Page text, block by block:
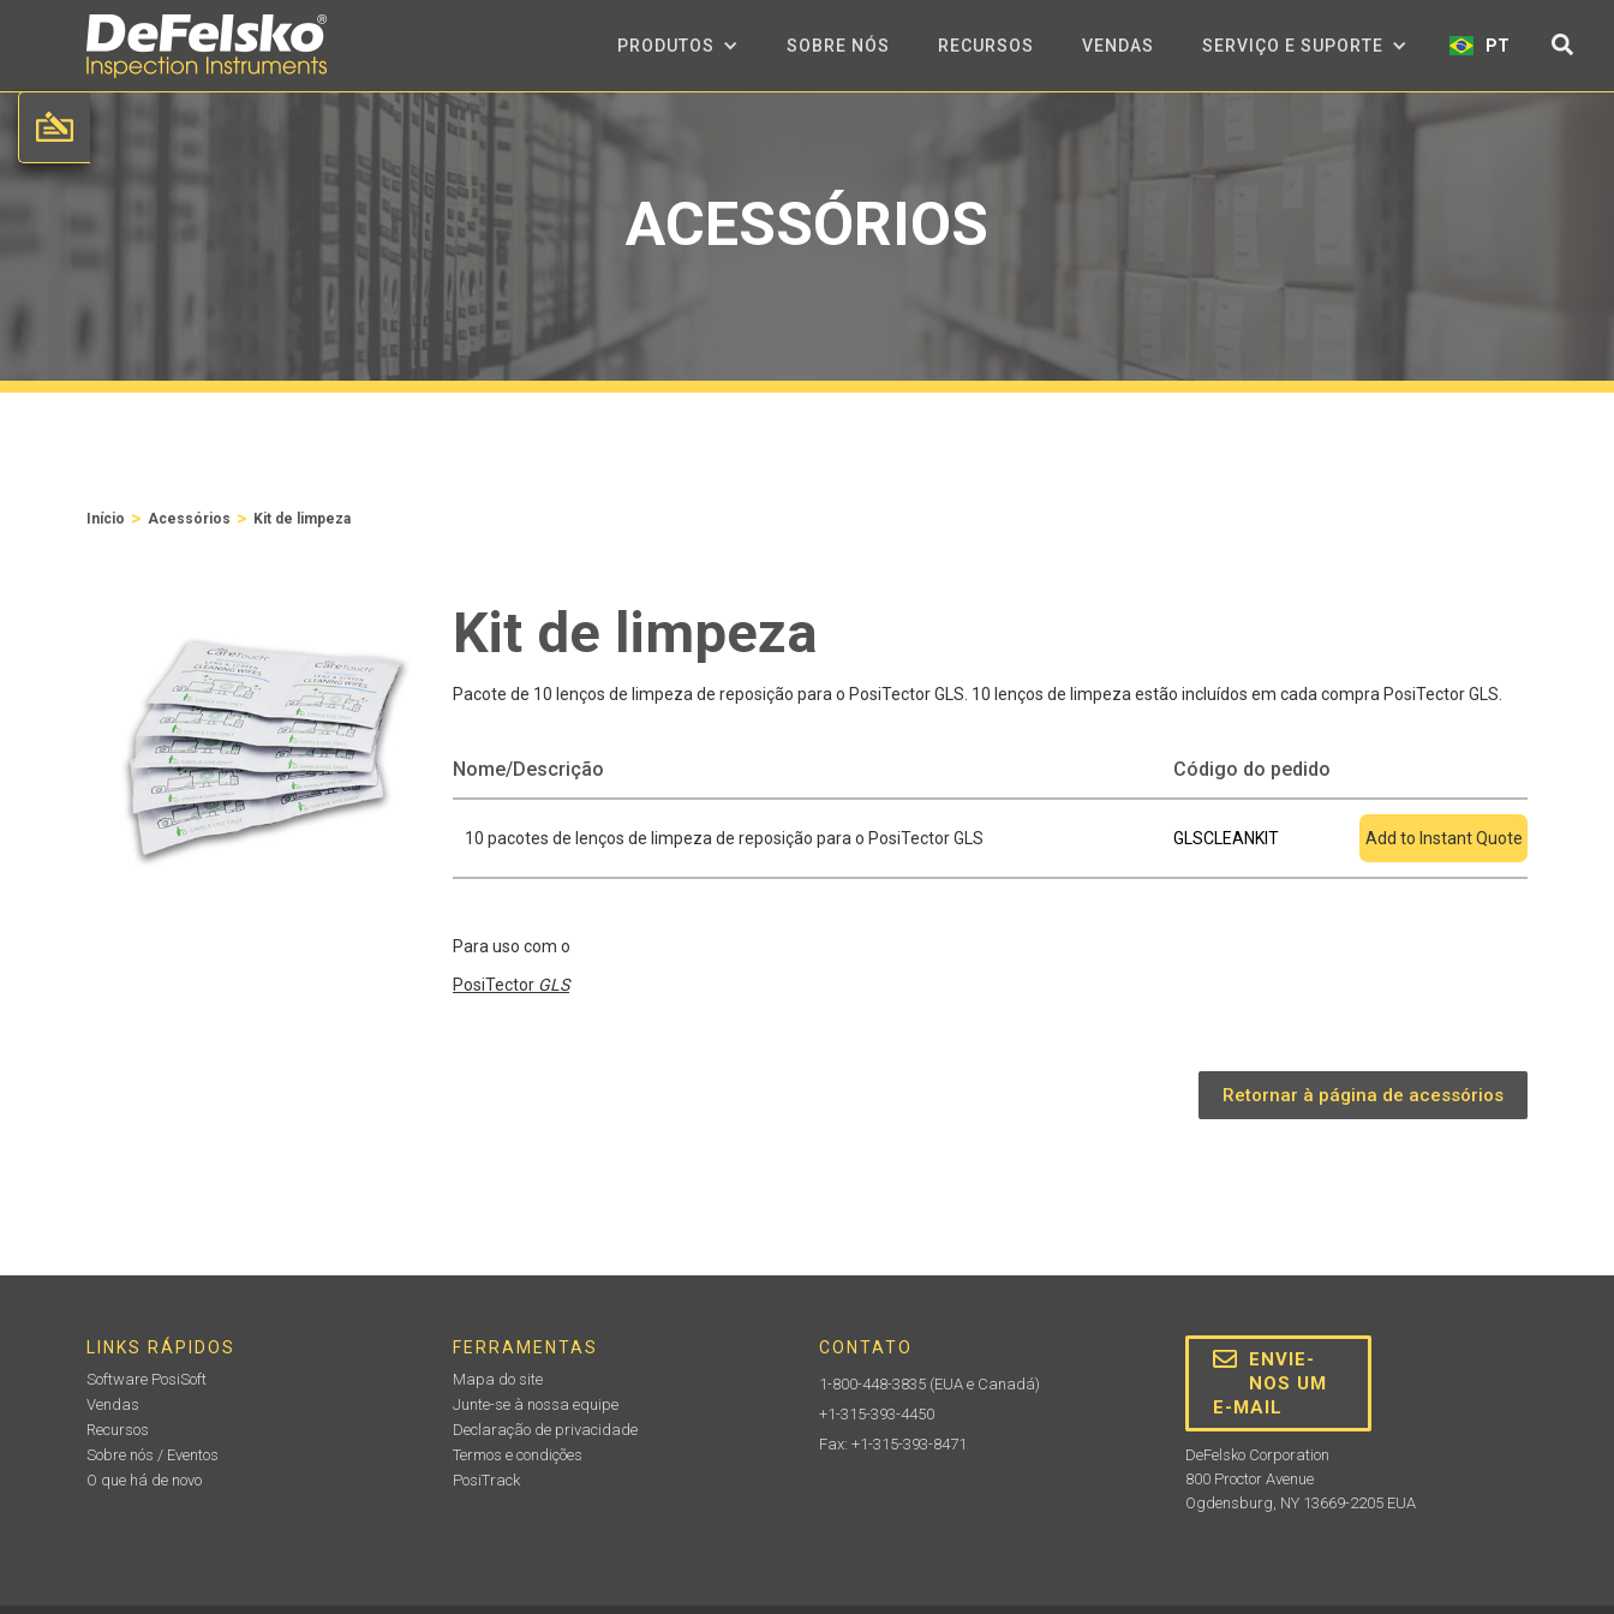
PRODUTOS SOBRE NÓS RECURSOS VENDAS SERVIÇO E SUPORTE PT
ACESSÓRIOS
Início > Acessórios > Kit de limpeza
Kit de limpeza
Pacote de 10 lenços de limpeza de reposição para o PosiTector GLS. 10 lenços de limpeza estão incluídos em cada compra PosiTector GLS.
Nome/Descrição Código do pedido
10 pacotes de lenços de limpeza de reposição para o PosiTector GLS GLSCLEANKIT Add to Instant Quote
Para uso com o
PosiTector GLS
Retornar à página de acessórios
LINKS RÁPIDOS
Software PosiSoft
Vendas
Recursos
Sobre nós / Eventos
O que há de novo
FERRAMENTAS
Mapa do site
Junte-se à nossa equipe
Declaração de privacidade
Termos e condições
PosiTrack
CONTATO
1-800-448-3835 (EUA e Canadá)
+1-315-393-4450
Fax: +1-315-393-8471
ENVIE-
NOS UM
E-MAIL
DeFelsko Corporation
800 Proctor Avenue
Ogdensburg, NY 13669-2205 EUA